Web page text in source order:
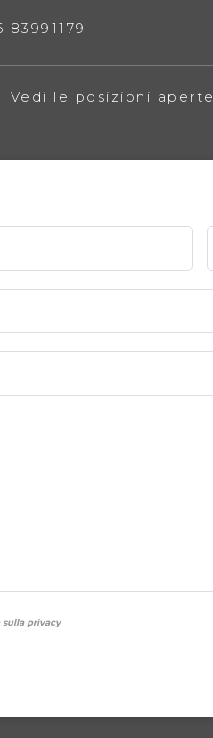
83991179
Vedi le posizioni aperte
sulla privacy